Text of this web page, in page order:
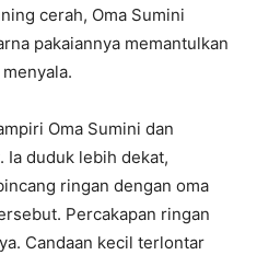
cerah, Oma Sumini
pakaiannya memantulkan
Oma Sumini dan
Ia duduk lebih dekat,
ringan dengan oma
Percakapan ringan
Candaan kecil terlontar